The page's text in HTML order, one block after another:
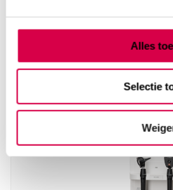
Alles
Selectie